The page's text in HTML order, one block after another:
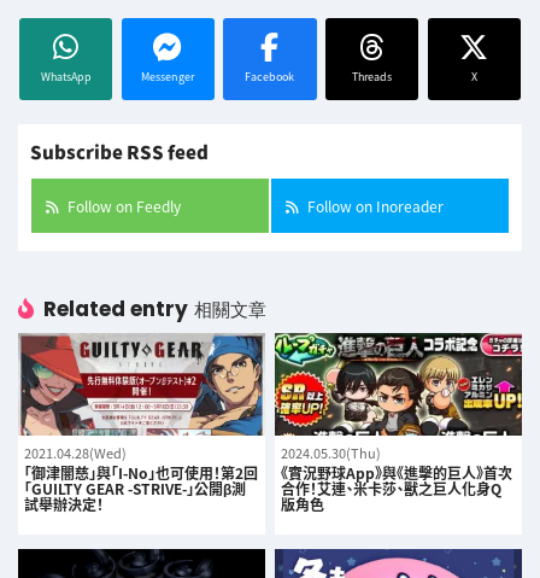
WhatsApp Messenger Facebook Threads X
Subscribe RSS feed
Follow on Feedly Follow on Inoreader
Related entry 相關文章
2021.04.28(Wed)
「御津闇慈」與「I-No」也可使用！第2回
「GUILTY GEAR -STRIVE-」公開β測
試舉辦決定！
2024.05.30(Thu)
《實況野球App》與《進擊的巨人》首次
合作！艾連、米卡莎、獸之巨人化身Q
版角色